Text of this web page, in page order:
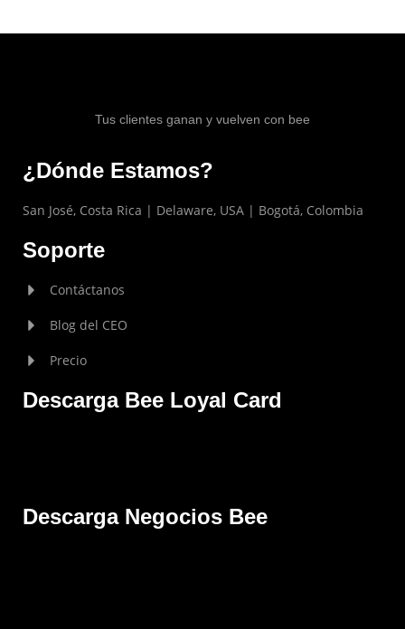
Tus clientes ganan y vuelven con bee
¿Dónde Estamos?
San José, Costa Rica | Delaware, USA | Bogotá, Colombia
Soporte
Contáctanos
Blog del CEO
Precio
Descarga Bee Loyal Card
Descarga Negocios Bee